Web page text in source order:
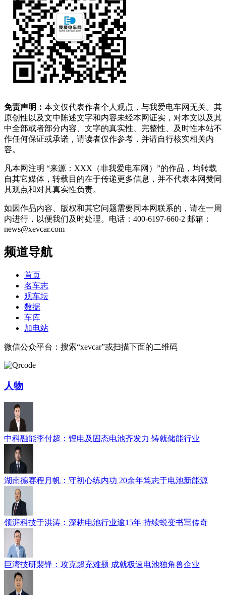
免责声明： 本文仅代表作者个人观点，与我爱电车网无关。其
原创性以及文中陈述文字和内容未经本网证实，对本文以及其
中全部或者部分内容、文字的真实性、完整性、及时性本站不
作任何保证或承诺，请读者仅作参考，并请自行核实相关内
容。
凡本网注明 “来源：XXX（非我爱电车网）”的作品，均转载
自其它媒体，转载目的在于传递更多信息，并不代表本网赞同
其观点和对其真实性负责。
如因作品内容、版权和其它问题需要同本网联系的，请在一周
内进行，以便我们及时处理。电话：400-6197-660-2 邮箱：
news@xevcar.com
频道导航
首页
名车志
观车坛
数据
车库
加电站
微信公众平台：搜索“xevcar”或扫描下面的二维码
人物
中科融能李付超：锂电及固态电池齐发力 铸就储能行业
湖南德赛程月帆：守初心练内功 20余年笃志于电池新能源
领湃科技于洪涛：深耕电池行业逾15年 持续蜕变书写传奇
巨湾技研裴锋：攻克超充难题 成就极速电池独角兽企业